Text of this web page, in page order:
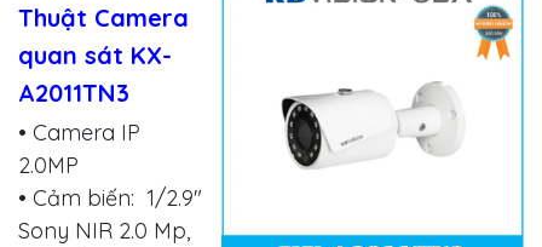
Thuật Camera
quan sát KX-
A2011TN3
• Camera IP
2.0MP
• Cảm biến: 1/2.9"
Sony NIR 2.0 Mp,